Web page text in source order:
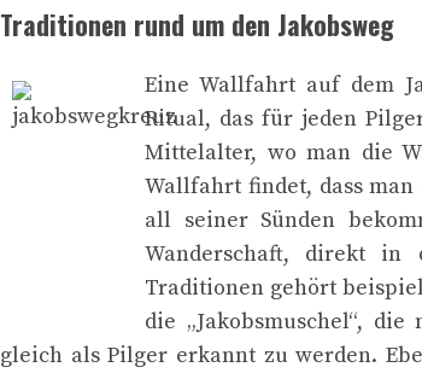
Traditionen rund um den Jakobsweg
Eine Wallfahrt auf dem
Ritual, das für jeden
Mittelalter, wo man die
Wallfahrt findet, dass man
all seiner Sünden
Wanderschaft, direkt in
Traditionen gehört
die „Jakobsmuschel“,
gleich als Pilger erkannt zu werden.